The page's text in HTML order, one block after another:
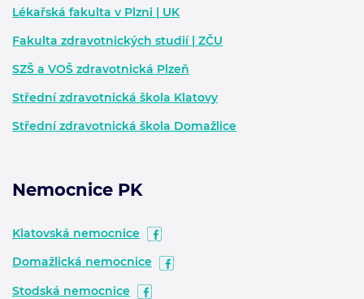
Lékařská fakulta v Plzni | UK
Fakulta zdravotnických studií | ZČU
SZŠ a VOŠ zdravotnická Plzeň
Střední zdravotnická škola Klatovy
Střední zdravotnická škola Domažlice
Nemocnice PK
Klatovská nemocnice
Domažlická nemocnice
Stodská nemocnice